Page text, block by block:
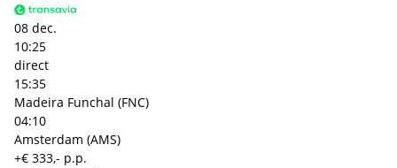
08 dec.
10:25
direct
15:35
Madeira Funchal (FNC)
04:10
Amsterdam (AMS)
+€ 333,- p.p.